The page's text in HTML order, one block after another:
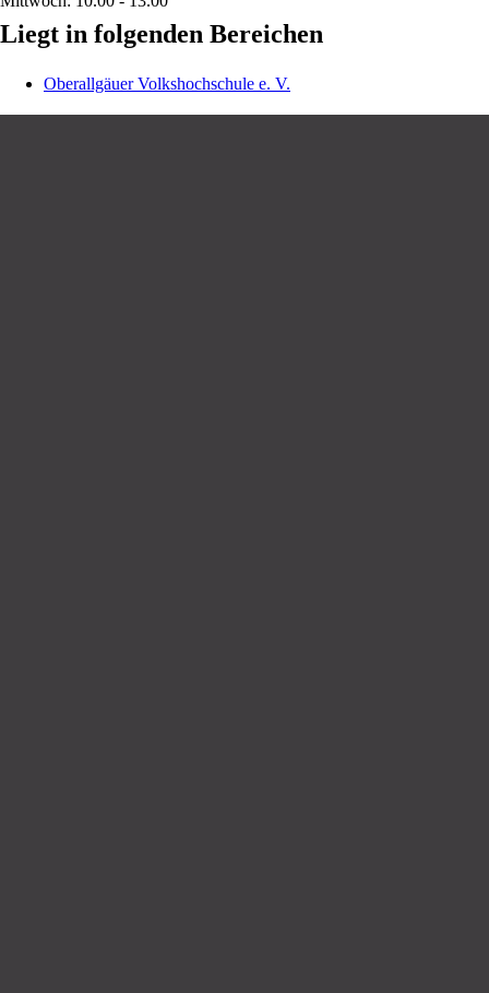
Liegt in folgenden Bereichen
Oberallgäuer Volkshochschule e. V.